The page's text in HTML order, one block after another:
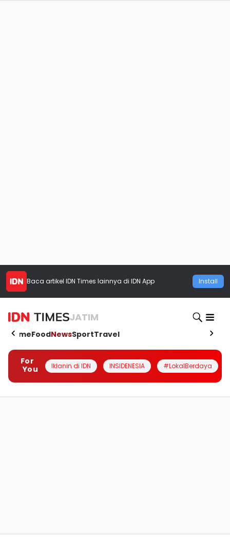
Baca artikel IDN Times lainnya di IDN App Install
JATIM
HomeFoodNewsSportTravel
For
You
Iklanin di IDN INSIDENESIA #LokalBerdaya